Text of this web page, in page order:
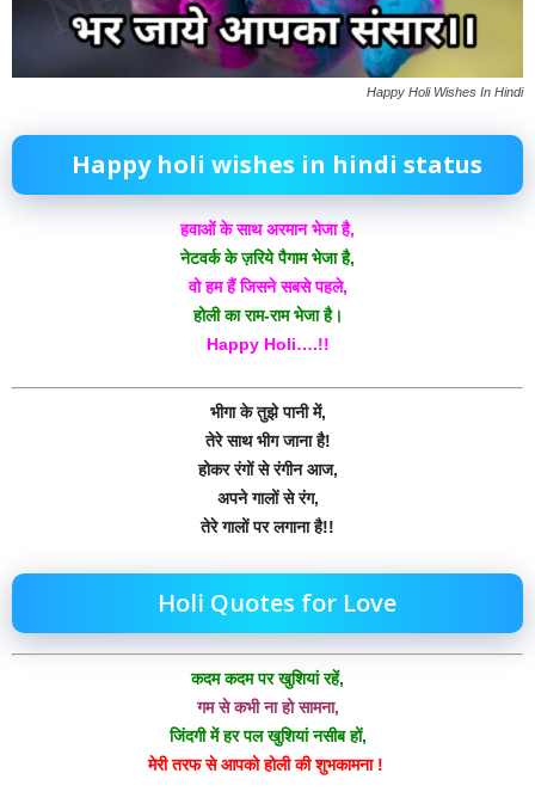
Happy Holi Wishes In Hindi
Happy holi wishes in hindi status
हवाओं के साथ अरमान भेजा है,
नेटवर्क के ज़रिये पैगाम भेजा है,
वो हम हैं जिसने सबसे पहले,
होली का राम-राम भेजा है।
Happy Holi….!!
भीगा के तुझे पानी में,
तेरे साथ भीग जाना है!
होकर रंगों से रंगीन आज,
अपने गालों से रंग,
तेरे गालों पर लगाना है!!
Holi Quotes for Love
कदम कदम पर खुशियां रहें,
गम से कभी ना हो सामना,
जिंदगी में हर पल खुशियां नसीब हों,
मेरी तरफ से आपको होली की शुभकामना !